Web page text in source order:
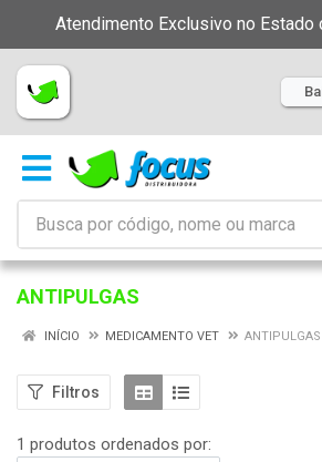
Atendimento Exclusivo no Estado
ANTIPULGAS
INÍCIO MEDICAMENTO VET ANTIPULGAS
Filtros
1 produtos ordenados por: